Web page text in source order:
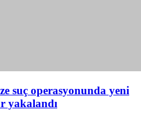
suç operasyonunda yeni
yakalandı